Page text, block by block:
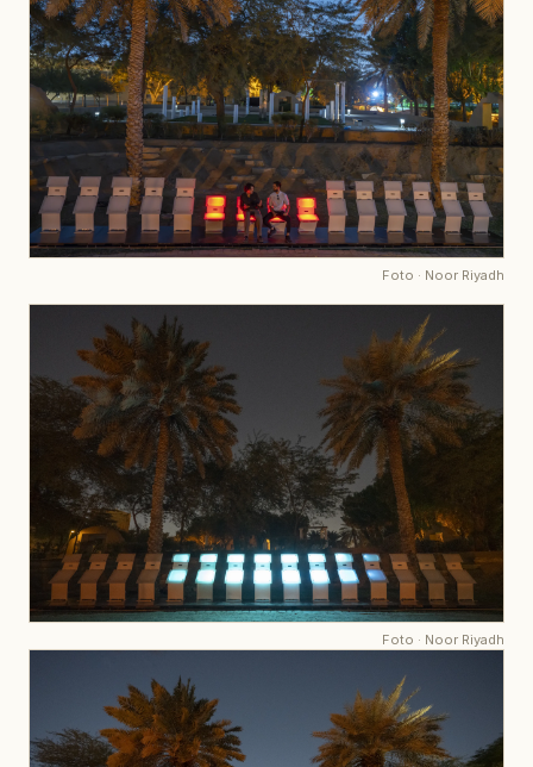
Foto · Noor Riyadh
Foto · Noor Riyadh